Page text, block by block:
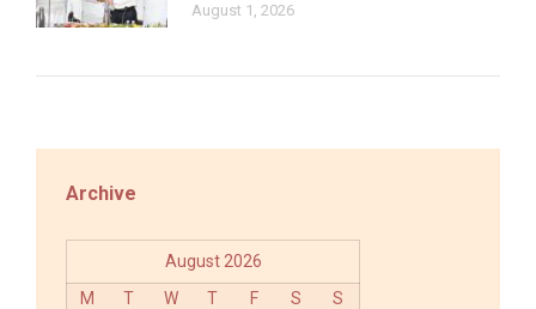
August 1, 2026
Archive
August 2026
M
T W T F S
S